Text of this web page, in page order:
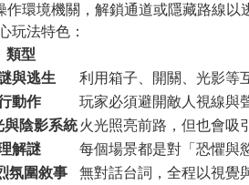
作環境機關，解鎖通道或隱藏路線以
玩法特色：
類型
與逃生
利用箱子、開關、光影等
動作
玩家必須避開敵人視線與
與陰影系統火光照亮前路，但也會吸
解謎
每個場景都是對「恐懼與
氛圍敘事
無對話台詞，全程以視覺